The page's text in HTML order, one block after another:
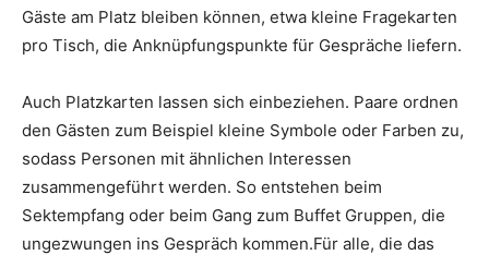
Gäste am Platz bleiben können, etwa kleine Fragekarten
pro Tisch, die Anknüpfungspunkte für Gespräche liefern.
Auch Platzkarten lassen sich einbeziehen. Paare ordnen
den Gästen zum Beispiel kleine Symbole oder Farben zu,
sodass Personen mit ähnlichen Interessen
zusammengeführt werden. So entstehen beim
Sektempfang oder beim Gang zum Buffet Gruppen, die
ungezwungen ins Gespräch kommen.Für alle, die das